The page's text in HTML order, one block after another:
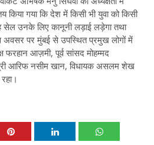
किया गया कि देश में किसी भी युवा को किसी
सेल उनके लिए कानूनी लड़ाई लड़ेगा तथा
अवसर पर मुंबई से उपस्थित प्रमुख लोगों में
आज़मी, पूर्व सांसद मोहम्मद
आरिफ नसीम खान, विधायक असलम शेख